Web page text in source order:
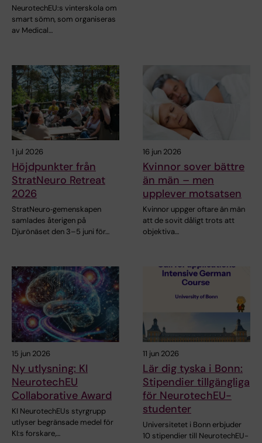
NeurotechEU:s vinterskola om
smart sömn, som organiseras
av Medical…
1 jul 2026
Höjdpunkter från
StratNeuro Retreat
2026
StratNeuro‑gemenskapen
samlades återigen på
Djurönäset den 3–5 juni för…
16 jun 2026
Kvinnor sover bättre
än män – men
upplever motsatsen
Kvinnor uppger oftare än män
att de sovit dåligt trots att
objektiva…
15 jun 2026
Ny utlysning: KI
NeurotechEU
Collaborative Award
KI NeurotechEUs styrgrupp
utlyser begränsade medel för
KI:s forskare,…
11 jun 2026
Lär dig tyska i Bonn:
Stipendier tillgängliga
för NeurotechEU-
studenter
Universitetet i Bonn erbjuder
10 stipendier till NeurotechEU-